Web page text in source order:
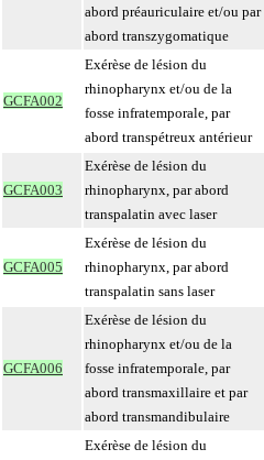
abord préauriculaire et/ou par
abord transzygomatique
GCFA002
Exérèse de lésion du
rhinopharynx et/ou de la
fosse infratemporale, par
abord transpétreux antérieur
GCFA003
Exérèse de lésion du
rhinopharynx, par abord
transpalatin avec laser
GCFA005
Exérèse de lésion du
rhinopharynx, par abord
transpalatin sans laser
GCFA006
Exérèse de lésion du
rhinopharynx et/ou de la
fosse infratemporale, par
abord transmaxillaire et par
abord transmandibulaire
Exérèse de lésion du